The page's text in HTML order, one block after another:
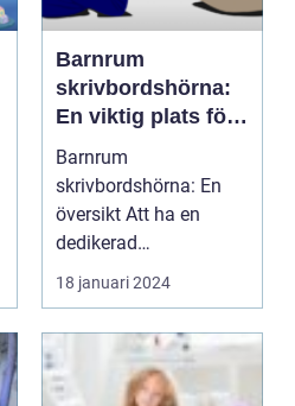
Barnrum
skrivbordshörna:
En viktig plats för
barnets utveckling
och inlärning
Barnrum
skrivbordshörna: En
översikt Att ha en
dedikerad
skrivbordshörna i
barnrummet är ett
fantas...
18 januari 2024